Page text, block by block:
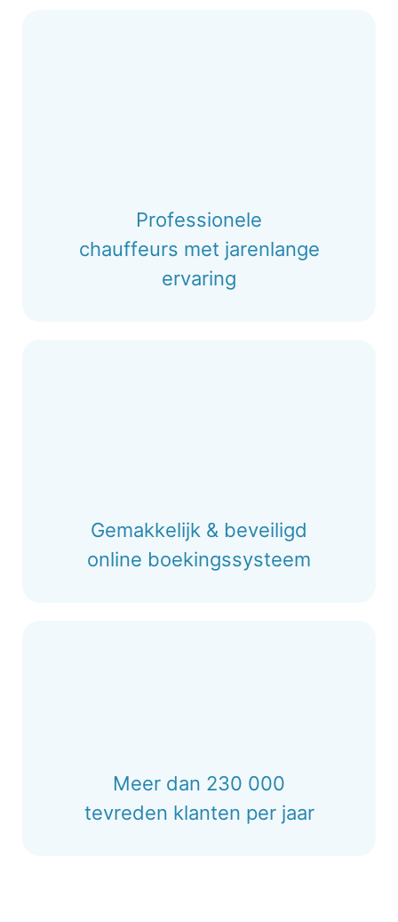
Professionele
chauffeurs met jarenlange
ervaring
Gemakkelijk & beveiligd
online boekingssysteem
Meer dan 230 000
tevreden klanten per jaar